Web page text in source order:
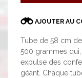
AJOUTER AU
Tube de 58 cm
500 grammes
expulse des
géant. Chaque